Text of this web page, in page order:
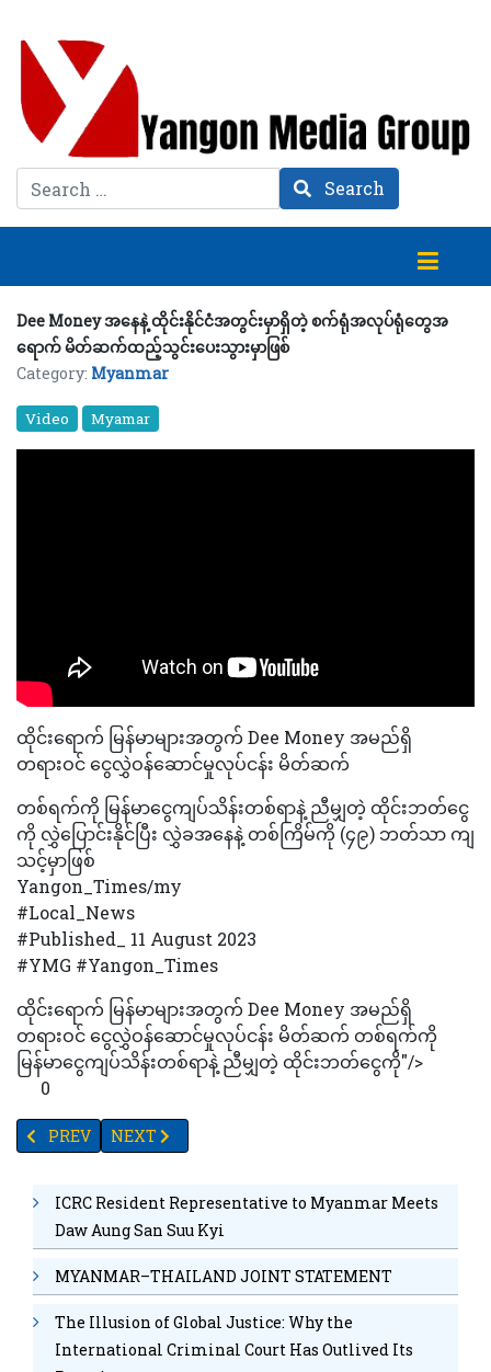
Search Search
Dee Money အနေနဲ့ ထိုင်းနိုင်ငံအတွင်းမှာရှိတဲ့ စက်ရုံအလုပ်ရုံတွေအ
ရောက် မိတ်ဆက်ထည့်သွင်းပေးသွားမှာဖြစ်
Category: Myanmar
Video Myamar
ထိုင်းရောက် မြန်မာများအတွက် Dee Money အမည်ရှိ
တရားဝင် ငွေလွှဲဝန်ဆောင်မှုလုပ်ငန်း မိတ်ဆက်
တစ်ရက်ကို မြန်မာငွေကျပ်သိန်းတစ်ရာနဲ့ ညီမျှတဲ့ ထိုင်းဘတ်ငွေ
ကို လွှဲပြောင်းနိုင်ပြီး လွှဲခအနေနဲ့ တစ်ကြိမ်ကို (၄၉) ဘတ်သာ ကျ
သင့်မှာဖြစ်
Yangon_Times/my
#Local_News
#Published_ 11 August 2023
#YMG #Yangon_Times
ထိုင်းရောက် မြန်မာများအတွက် Dee Money အမည်ရှိ
တရားဝင် ငွေလွှဲဝန်ဆောင်မှုလုပ်ငန်း မိတ်ဆက် တစ်ရက်ကို
မြန်မာငွေကျပ်သိန်းတစ်ရာနဲ့ ညီမျှတဲ့ ထိုင်းဘတ်ငွေကို"/>
0
PREVIOUS ARTICLE: TV YANGON TIMES ရဲ့ နေ့စဉ်သတင်း
PREV NEXT ARTICLE: နံရံဆေးရေးပန်းချီရှိသည့် ပုဂံဘုရား(၄
NEXT
ICRC Resident Representative to Myanmar Meets
Daw Aung San Suu Kyi
MYANMAR–THAILAND JOINT STATEMENT
The Illusion of Global Justice: Why the
International Criminal Court Has Outlived Its